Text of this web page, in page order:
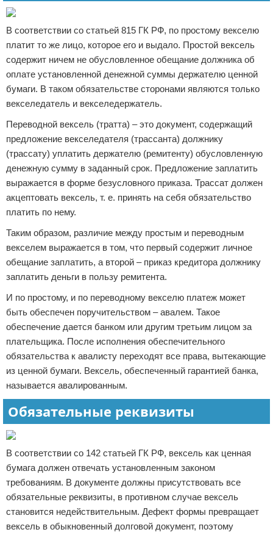
В соответствии со статьей 815 ГК РФ, по простому векселю
платит то же лицо, которое его и выдало. Простой вексель
содержит ничем не обусловленное обещание должника об
оплате установленной денежной суммы держателю ценной
бумаги. В таком обязательстве сторонами являются только
векселедатель и векселедержатель.
Переводной вексель (тратта) – это документ, содержащий
предложение векселедателя (трассанта) должнику
(трассату) уплатить держателю (ремитенту) обусловленную
денежную сумму в заданный срок. Предложение заплатить
выражается в форме безусловного приказа. Трассат должен
акцептовать вексель, т. е. принять на себя обязательство
платить по нему.
Таким образом, различие между простым и переводным
векселем выражается в том, что первый содержит личное
обещание заплатить, а второй – приказ кредитора должнику
заплатить деньги в пользу ремитента.
И по простому, и по переводному векселю платеж может
быть обеспечен поручительством – авалем. Такое
обеспечение дается банком или другим третьим лицом за
плательщика. После исполнения обеспечительного
обязательства к авалисту переходят все права, вытекающие
из ценной бумаги. Вексель, обеспеченный гарантией банка,
называется авалированным.
Обязательные реквизиты
В соответствии со 142 статьей ГК РФ, вексель как ценная
бумага должен отвечать установленным законом
требованиям. В документе должны присутствовать все
обязательные реквизиты, в противном случае вексель
становится недействительным. Дефект формы превращает
вексель в обыкновенный долговой документ, поэтому